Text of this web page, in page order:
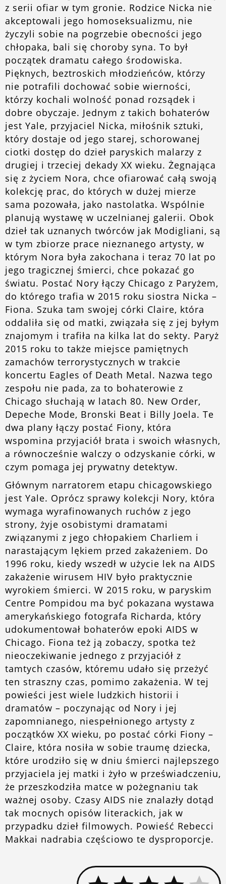
z serii ofiar w tym gronie. Rodzice Nicka nie
akceptowali jego homoseksualizmu, nie
życzyli sobie na pogrzebie obecności jego
chłopaka, bali się choroby syna. To był
początek dramatu całego środowiska.
Pięknych, beztroskich młodzieńców, którzy
nie potrafili dochować sobie wierności,
którzy kochali wolność ponad rozsądek i
dobre obyczaje. Jednym z takich bohaterów
jest Yale, przyjaciel Nicka, miłośnik sztuki,
który dostaje od jego starej, schorowanej
ciotki dostęp do dzieł paryskich malarzy z
drugiej i trzeciej dekady XX wieku. Żegnająca
się z życiem Nora, chce ofiarować całą swoją
kolekcję prac, do których w dużej mierze
sama pozowała, jako nastolatka. Wspólnie
planują wystawę w uczelnianej galerii. Obok
dzieł tak uznanych twórców jak Modigliani, są
w tym zbiorze prace nieznanego artysty, w
którym Nora była zakochana i teraz 70 lat po
jego tragicznej śmierci, chce pokazać go
światu. Postać Nory łączy Chicago z Paryżem,
do którego trafia w 2015 roku siostra Nicka –
Fiona. Szuka tam swojej córki Claire, która
oddaliła się od matki, związała się z jej byłym
znajomym i trafiła na kilka lat do sekty. Paryż
2015 roku to także miejsce pamiętnych
zamachów terrorystycznych w trakcie
koncertu Eagles of Death Metal. Nazwa tego
zespołu nie pada, za to bohaterowie z
Chicago słuchają w latach 80. New Order,
Depeche Mode, Bronski Beat i Billy Joela. Te
dwa plany łączy postać Fiony, która
wspomina przyjaciół brata i swoich własnych,
a równocześnie walczy o odzyskanie córki, w
czym pomaga jej prywatny detektyw.
Głównym narratorem etapu chicagowskiego
jest Yale. Oprócz sprawy kolekcji Nory, która
wymaga wyrafinowanych ruchów z jego
strony, żyje osobistymi dramatami
związanymi z jego chłopakiem Charliem i
narastającym lękiem przed zakażeniem. Do
1996 roku, kiedy wszedł w użycie lek na AIDS
zakażenie wirusem HIV było praktycznie
wyrokiem śmierci. W 2015 roku, w paryskim
Centre Pompidou ma być pokazana wystawa
amerykańskiego fotografa Richarda, który
udokumentował bohaterów epoki AIDS w
Chicago. Fiona też ją zobaczy, spotka też
nieoczekiwanie jednego z przyjaciół z
tamtych czasów, któremu udało się przeżyć
ten straszny czas, pomimo zakażenia. W tej
powieści jest wiele ludzkich historii i
dramatów – poczynając od Nory i jej
zapomnianego, niespełnionego artysty z
początków XX wieku, po postać córki Fiony –
Claire, która nosiła w sobie traumę dziecka,
które urodziło się w dniu śmierci najlepszego
przyjaciela jej matki i żyło w przeświadczeniu,
że przeszkodziła matce w pożegnaniu tak
ważnej osoby. Czasy AIDS nie znalazły dotąd
tak mocnych opisów literackich, jak w
przypadku dzieł filmowych. Powieść Rebecci
Makkai nadrabia częściowo te dysproporcje.